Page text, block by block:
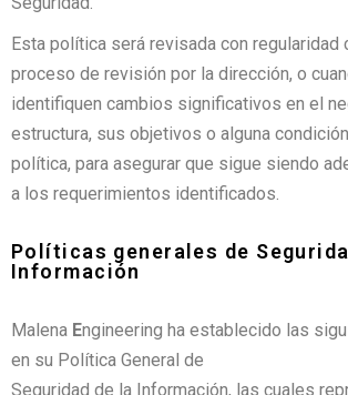
Esta política será revisada con regularidad
proceso de revisión por la dirección, o
identifiquen cambios significativos en el
estructura, sus objetivos o alguna
política, para asegurar que sigue siendo
a los requerimientos identificados.
Políticas generales de
Información
Malena Engineering ha establecido las
en su Política General de
Seguridad de la Información, las cuales